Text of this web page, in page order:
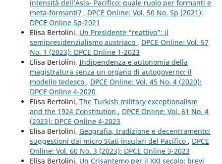
intensità dell’Asia- Pacifico: quale ruolo per formanti e
meta-formanti? , DPCE Online: Vol. 50 No. Sp (2021):
DPCE Online Sp-2021
Elisa Bertolini, Un Presidente “reattivo”: il
semipresidenzialismo austriaco , DPCE Online: Vol. 57
No. 1 (2023): DPCE Online 1-2023
Elisa Bertolini, Indipendenza e autonomia della
magistratura senza un organo di autogoverno: il
modello tedesco , DPCE Online: Vol. 45 No. 4 (2020):
DPCE Online 4-2020
Elisa Bertolini, The Turkish military exceptionalism
and the 1924 Constitution , DPCE Online: Vol. 61 No. 4
(2023): DPCE Online 4-2023
Elisa Bertolini, Geografia, tradizione e decentramento:
suggestioni dai micro Stati insulari del Pacifico , DPCE
Online: Vol. 60 No. 3 (2023): DPCE Online 3-2023
Elisa Bertolini, Un Crisantemo per il XXI secolo: brevi